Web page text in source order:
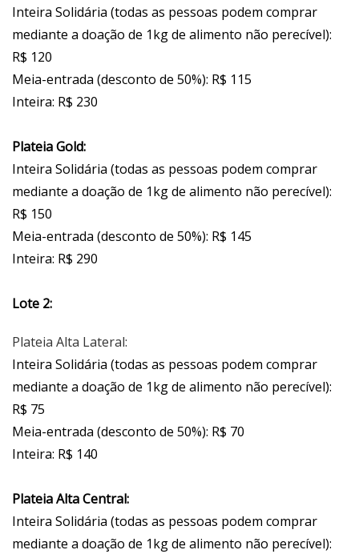
Inteira Solidária (todas as pessoas podem comprar
mediante a doação de 1kg de alimento não perecível):
R$ 120
Meia-entrada (desconto de 50%): R$ 115
Inteira: R$ 230
Plateia Gold:
Inteira Solidária (todas as pessoas podem comprar
mediante a doação de 1kg de alimento não perecível):
R$ 150
Meia-entrada (desconto de 50%): R$ 145
Inteira: R$ 290
Lote 2:
Plateia Alta Lateral:
Inteira Solidária (todas as pessoas podem comprar
mediante a doação de 1kg de alimento não perecível):
R$ 75
Meia-entrada (desconto de 50%): R$ 70
Inteira: R$ 140
Plateia Alta Central:
Inteira Solidária (todas as pessoas podem comprar
mediante a doação de 1kg de alimento não perecível):